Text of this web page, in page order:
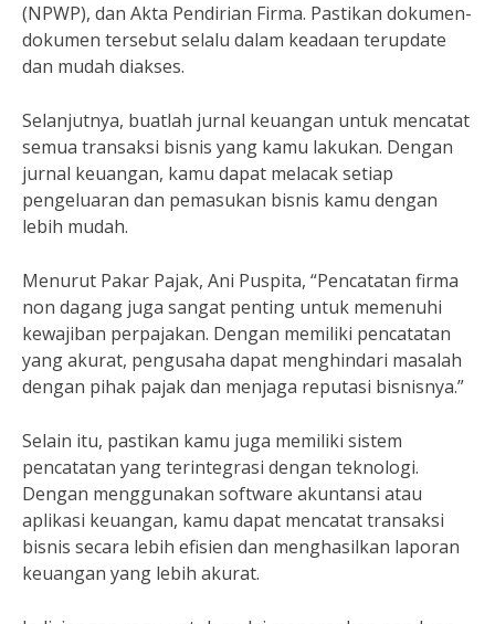
(NPWP), dan Akta Pendirian Firma. Pastikan dokumen-
dokumen tersebut selalu dalam keadaan terupdate
dan mudah diakses.
Selanjutnya, buatlah jurnal keuangan untuk mencatat
semua transaksi bisnis yang kamu lakukan. Dengan
jurnal keuangan, kamu dapat melacak setiap
pengeluaran dan pemasukan bisnis kamu dengan
lebih mudah.
Menurut Pakar Pajak, Ani Puspita, “Pencatatan firma
non dagang juga sangat penting untuk memenuhi
kewajiban perpajakan. Dengan memiliki pencatatan
yang akurat, pengusaha dapat menghindari masalah
dengan pihak pajak dan menjaga reputasi bisnisnya.”
Selain itu, pastikan kamu juga memiliki sistem
pencatatan yang terintegrasi dengan teknologi.
Dengan menggunakan software akuntansi atau
aplikasi keuangan, kamu dapat mencatat transaksi
bisnis secara lebih efisien dan menghasilkan laporan
keuangan yang lebih akurat.